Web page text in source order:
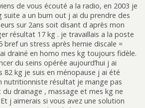
de vous écouté a la radio, en 2003 je
suite a un burn out j ai du prendre des
sur 2ans soit disant d après mon
résultat 17 kg . je travaillais a la poste
bref un stress après hernie discale =
drainé en homo mes kg toujours fidèle.
du seins opérée aujourd’hui j ai
82 kg je suis en ménopause j ai été
nutritionniste résultat je mange pas
du drainage , massage et mes kg ne
j aimerais si vous avez une solution